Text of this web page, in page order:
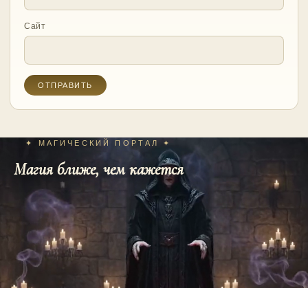
Сайт
✦ МАГИЧЕСКИЙ ПОРТАЛ ✦
Магия ближе, чем кажется